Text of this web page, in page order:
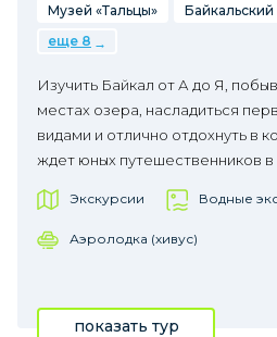
Музей «Тальцы»
еще 8
Изучить Байкал от А до Я,
местах озера, насладиться
видами и отлично отдохнуть в
ждет юных путешественников
Экскурсии Водные
Аэролодка (хивус)
показать тур